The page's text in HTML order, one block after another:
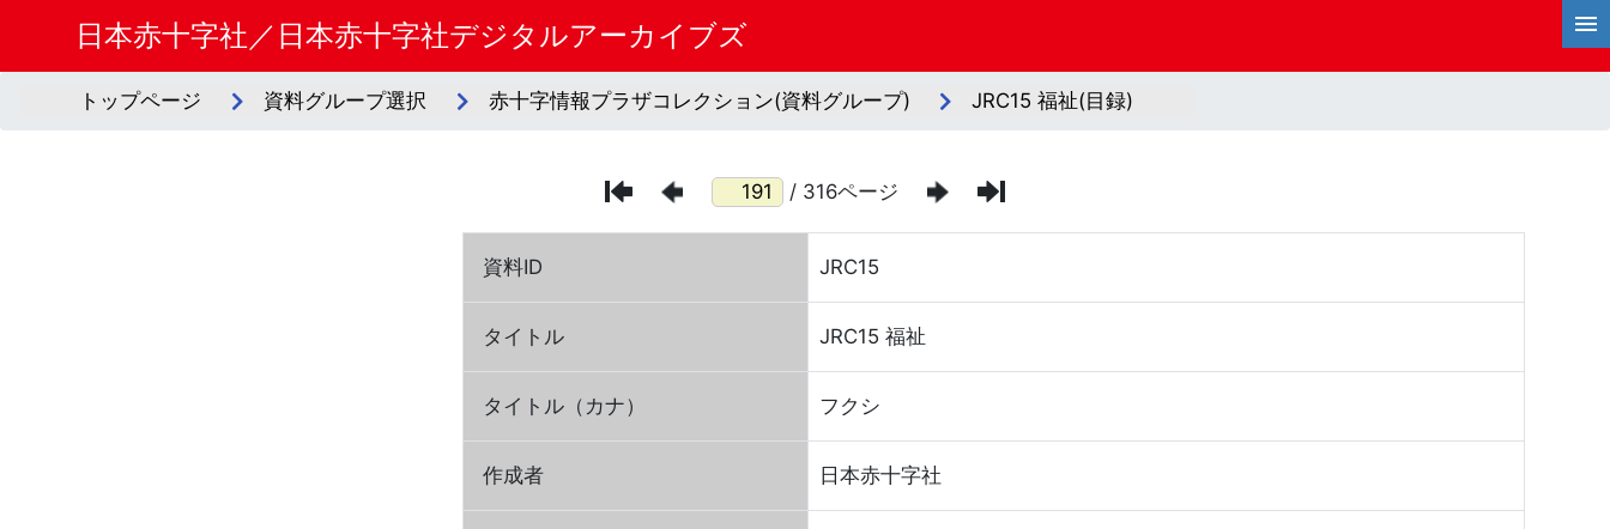
日本赤十字社／日本赤十字社デジタルアーカイブズ
トップページ 資料グループ選択 赤十字情報プラザコレクション(資料グループ) JRC15 福祉(目録)
/ 316ページ
資料ID JRC15
タイトル JRC15 福祉
タイトル（カナ） フクシ
作成者 日本赤十字社